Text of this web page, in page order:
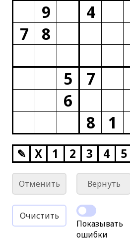
9
4
7
8
5
7
6
8
1
✎ X 1 2 3 4 5
Отменить Вернуть
Очистить
Показывать
ошибки